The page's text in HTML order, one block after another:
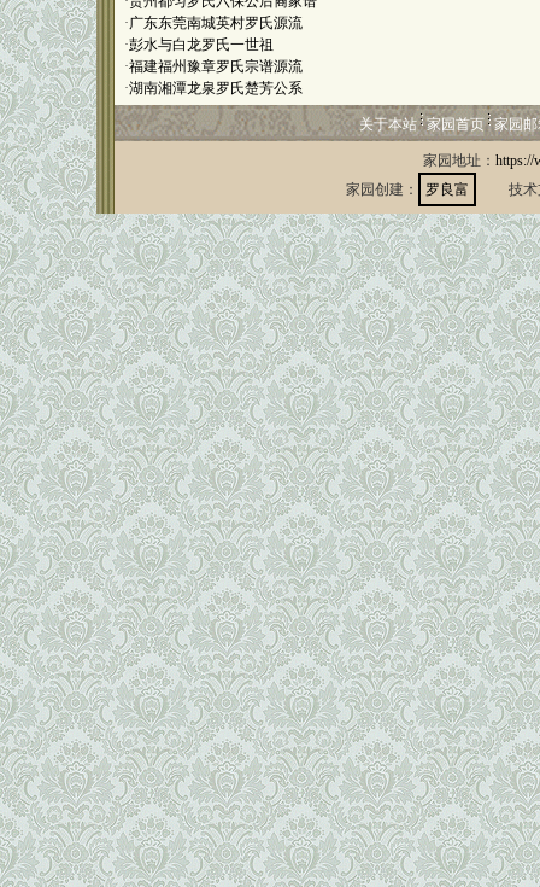
·广东东莞南城英村罗氏源流
·彭水与白龙罗氏一世祖
·福建福州豫章罗氏宗谱源流
·湖南湘潭龙泉罗氏楚芳公系
关于本站 家园首页 家园
家园地址： https://
家园创建：
罗良富 技术